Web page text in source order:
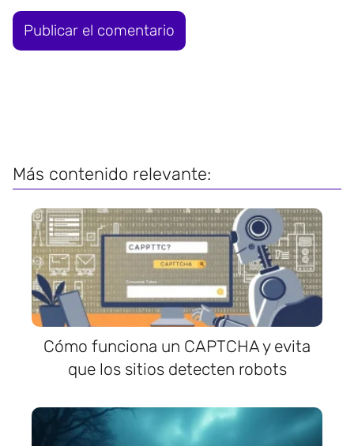
Más contenido relevante:
Cómo funciona un CAPTCHA y evita
que los sitios detecten robots